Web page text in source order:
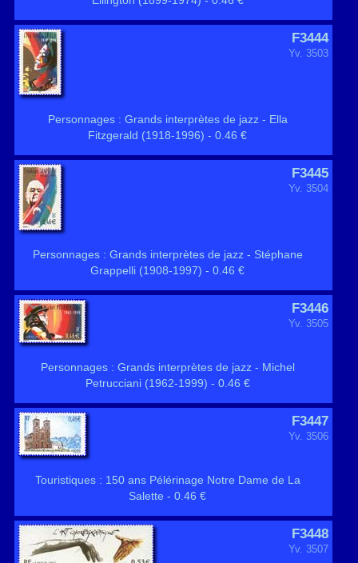
F3444
Yv. 3503
Personnages : Grands interprètes de jazz - Ella
Fitzgerald (1918-1996) - 0.46 €
F3445
Yv. 3504
Personnages : Grands interprètes de jazz - Stéphane
Grappelli (1908-1997) - 0.46 €
F3446
Yv. 3505
Personnages : Grands interprètes de jazz - Michel
Petrucciani (1962-1999) - 0.46 €
F3447
Yv. 3506
Touristiques : 150 ans Pélérinage Notre Dame de La
Salette - 0.46 €
F3448
Yv. 3507